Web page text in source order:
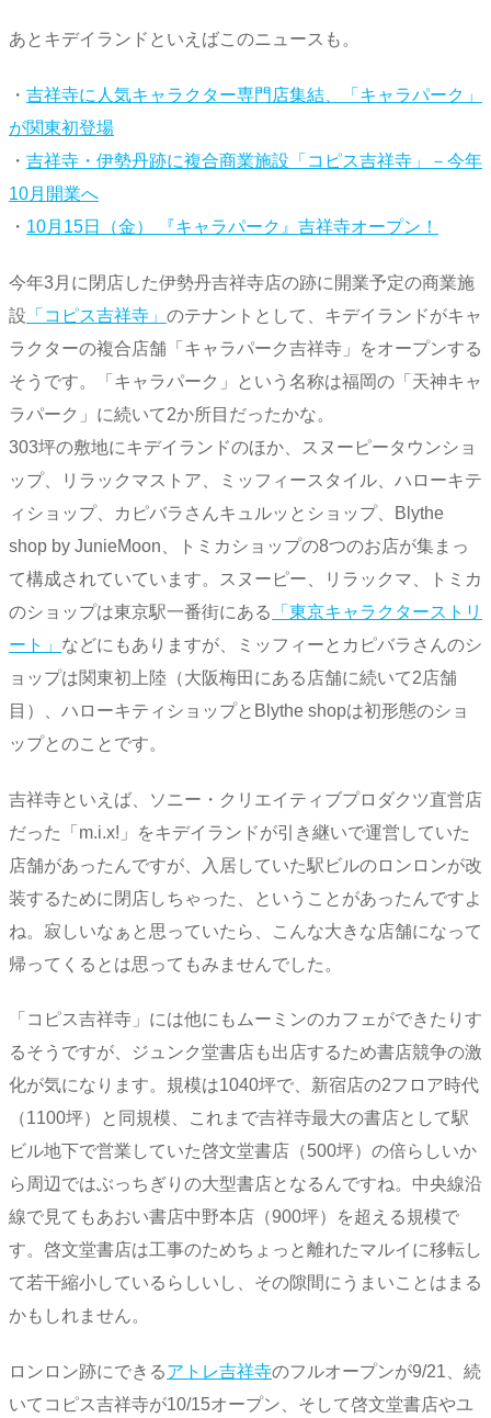
あとキデイランドといえばこのニュースも。
・ 吉祥寺に人気キャラクター専門店集結、「キャラパーク」
が関東初登場
・ 吉祥寺・伊勢丹跡に複合商業施設「コピス吉祥寺」－今年
10月開業へ
・ 10月15日（金） 『キャラパーク』吉祥寺オープン！
今年3月に閉店した伊勢丹吉祥寺店の跡に開業予定の商業施
設 「コピス吉祥寺」 のテナントとして、キデイランドがキャ
ラクターの複合店舗「キャラパーク吉祥寺」をオープンする
そうです。「キャラパーク」という名称は福岡の「天神キャ
ラパーク」に続いて2か所目だったかな。
303坪の敷地にキデイランドのほか、スヌーピータウンショ
ップ、リラックマストア、ミッフィースタイル、ハローキテ
ィショップ、カピバラさんキュルッとショップ、Blythe
shop by JunieMoon、トミカショップの8つのお店が集まっ
て構成されていています。スヌーピー、リラックマ、トミカ
のショップは東京駅一番街にある
「東京キャラクターストリ
ート」 などにもありますが、ミッフィーとカピバラさんのシ
ョップは関東初上陸（大阪梅田にある店舗に続いて2店舗
目）、ハローキティショップとBlythe shopは初形態のショ
ップとのことです。
吉祥寺といえば、ソニー・クリエイティブプロダクツ直営店
だった「m.i.x!」をキデイランドが引き継いで運営していた
店舗があったんですが、入居していた駅ビルのロンロンが改
装するために閉店しちゃった、ということがあったんですよ
ね。寂しいなぁと思っていたら、こんな大きな店舗になって
帰ってくるとは思ってもみませんでした。
「コピス吉祥寺」には他にもムーミンのカフェができたりす
るそうですが、ジュンク堂書店も出店するため書店競争の激
化が気になります。規模は1040坪で、新宿店の2フロア時代
（1100坪）と同規模、これまで吉祥寺最大の書店として駅
ビル地下で営業していた啓文堂書店（500坪）の倍らしいか
ら周辺ではぶっちぎりの大型書店となるんですね。中央線沿
線で見てもあおい書店中野本店（900坪）を超える規模で
す。啓文堂書店は工事のためちょっと離れたマルイに移転し
て若干縮小しているらしいし、その隙間にうまいことはまる
かもしれません。
ロンロン跡にできるアトレ吉祥寺のフルオープンが9/21、続
いてコピス吉祥寺が10/15オープン、そして啓文堂書店やユ